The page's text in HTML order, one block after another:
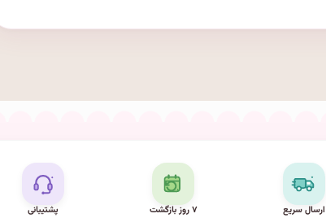
ارسال سریع ۷ روز بازگشت پشتیبانی